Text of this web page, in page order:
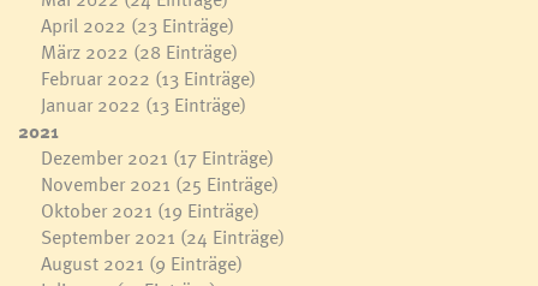
April 2022 (23 Einträge)
März 2022 (28 Einträge)
Februar 2022 (13 Einträge)
Januar 2022 (13 Einträge)
2021
Dezember 2021 (17 Einträge)
November 2021 (25 Einträge)
Oktober 2021 (19 Einträge)
September 2021 (24 Einträge)
August 2021 (9 Einträge)